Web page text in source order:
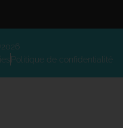
Politique de confidentialité